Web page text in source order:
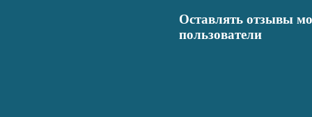
Оставлять отзывы
пользователи